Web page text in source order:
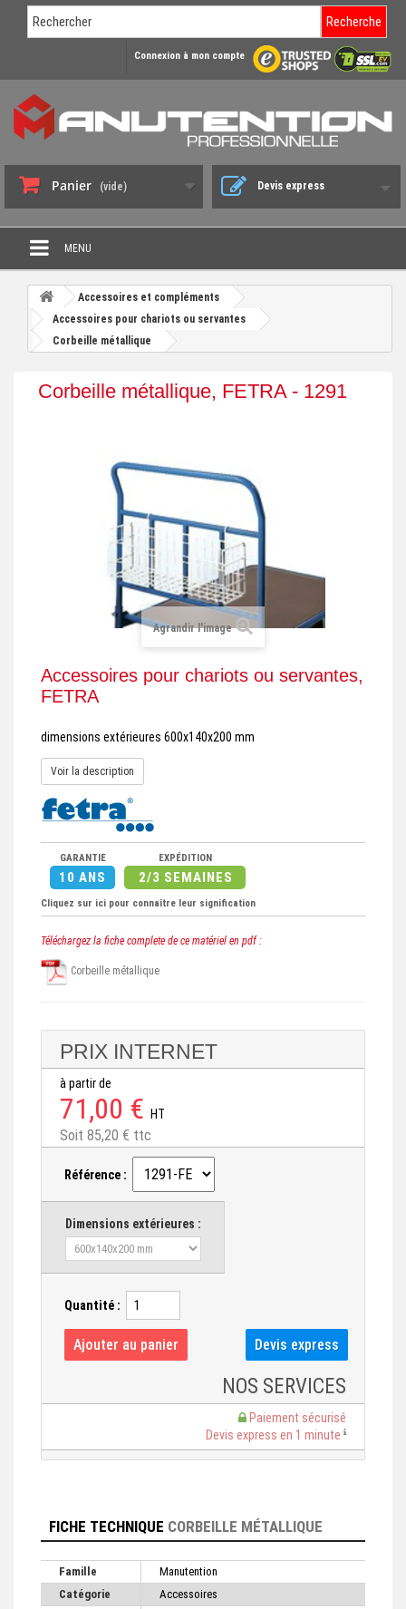
Recherche
Connexion à mon compte
Panier (vide) Devis express
MENU
PROMO DÉSTOCKAGE
CHARIOT DE MANUTENTION
+
BENNE BASCULANTE
ROULEUR ET PLATEAU ROULANT
GERBEUR ET CRIC INDUSTRIEL
ACCESSOIRES ET COMPLÉMENTS
Accessoires et compléments
Accessoires pour chariots ou servantes
Corbeille métallique
Corbeille métallique, FETRA - 1291
Agrandir l'image
Accessoires pour chariots ou servantes,
FETRA
dimensions extérieures 600x140x200 mm
Voir la description
GARANTIE
10 ANS
EXPÉDITION
2/3 SEMAINES
Cliquez sur ici pour connaître leur signification
Téléchargez la fiche complete de ce matériel en pdf :
Corbeille métallique
PRIX INTERNET
à partir de
71,00 € HT
Soit 85,20 € ttc
Référence :
Dimensions extérieures :
Quantité :
NOS SERVICES
Paiement sécurisé
Devis express en 1 minute
FICHE TECHNIQUE CORBEILLE MÉTALLIQUE
Famille
Manutention
Catégorie
Accessoires